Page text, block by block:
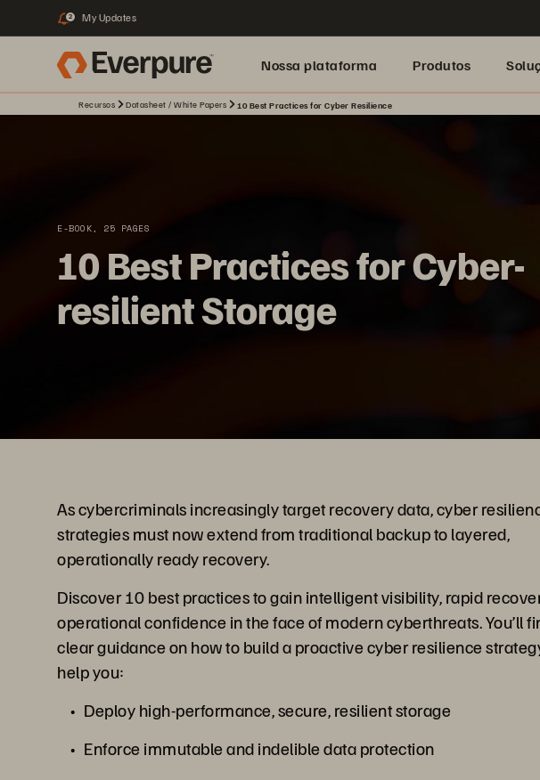
2 My Updates
Nossa plataforma Produtos
Recursos Datasheet / White Papers 10 Best Practices for Cyber Resilience
E-BOOK, 25 PAGES
10 Best Practices for Cyber-
resilient Storage
As cybercriminals increasingly target recovery data, cyber
strategies must now extend from traditional backup to layered,
operationally ready recovery.
Discover 10 best practices to gain intelligent visibility, rapid
operational confidence in the face of modern cyberthreats. You’ll
clear guidance on how to build a proactive cyber resilience
help you:
Deploy high-performance, secure, resilient storage
Enforce immutable and indelible data protection